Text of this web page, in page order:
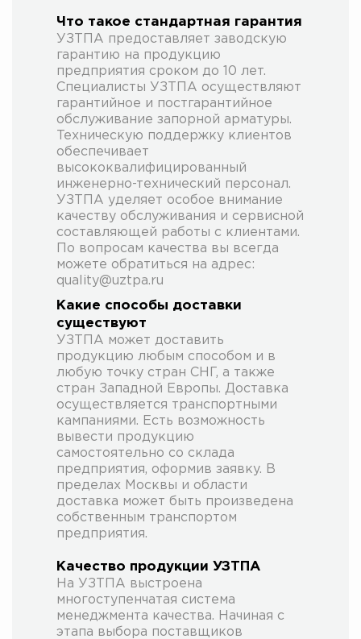
Что такое стандартная гарантия
УЗТПА предоставляет заводскую
гарантию на продукцию
предприятия сроком до 10 лет.
Специалисты УЗТПА осуществляют
гарантийное и постгарантийное
обслуживание запорной арматуры.
Техническую поддержку клиентов
обеспечивает
высококвалифицированный
инженерно-технический персонал.
УЗТПА уделяет особое внимание
качеству обслуживания и сервисной
составляющей работы с клиентами.
По вопросам качества вы всегда
можете обратиться на адрес:
quality@uztpa.ru
Какие способы доставки
существуют
УЗТПА может доставить
продукцию любым способом и в
любую точку стран СНГ, а также
стран Западной Европы. Доставка
осуществляется транспортными
кампаниями. Есть возможность
вывести продукцию
самостоятельно со склада
предприятия, оформив заявку. В
пределах Москвы и области
доставка может быть произведена
собственным транспортом
предприятия.
Качество продукции УЗТПА
На УЗТПА выстроена
многоступенчатая система
менеджмента качества. Начиная с
этапа выбора поставщиков